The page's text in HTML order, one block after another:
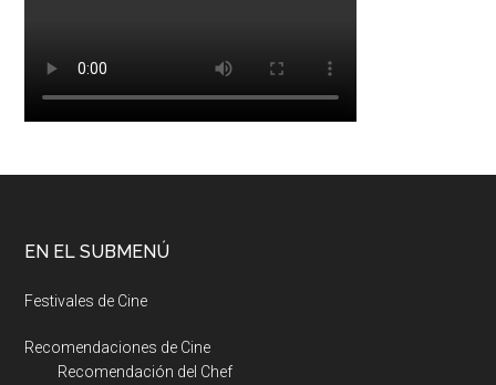
EN EL SUBMENÚ
Festivales de Cine
Recomendaciones de Cine
Recomendación del Chef